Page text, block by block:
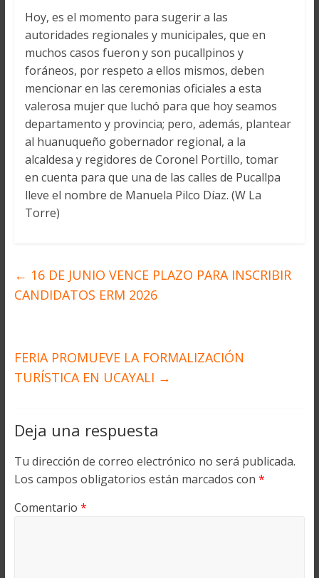
Hoy, es el momento para sugerir a las
autoridades regionales y municipales, que en
muchos casos fueron y son pucallpinos y
foráneos, por respeto a ellos mismos, deben
mencionar en las ceremonias oficiales a esta
valerosa mujer que luchó para que hoy seamos
departamento y provincia; pero, además, plantear
al huanuqueño gobernador regional, a la
alcaldesa y regidores de Coronel Portillo, tomar
en cuenta para que una de las calles de Pucallpa
lleve el nombre de Manuela Pilco Díaz. (W La
Torre)
← 16 DE JUNIO VENCE PLAZO PARA INSCRIBIR
CANDIDATOS ERM 2026
FERIA PROMUEVE LA FORMALIZACIÓN
TURÍSTICA EN UCAYALI →
Deja una respuesta
Tu dirección de correo electrónico no será publicada.
Los campos obligatorios están marcados con *
Comentario *